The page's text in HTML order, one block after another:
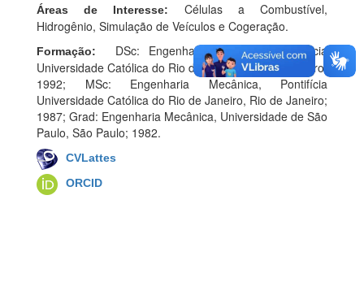
Áreas de Interesse: Células a Combustível,
Hidrogênio, Simulação de Veículos e Cogeração.
Formação: DSc: Engenharia Mecânica, Pontifícia
Universidade Católica do Rio de Janeiro, Rio de Janeiro;
1992; MSc: Engenharia Mecânica, Pontifícia
Universidade Católica do Rio de Janeiro, Rio de Janeiro;
1987; Grad: Engenharia Mecânica, Universidade de São
Paulo, São Paulo; 1982.
CVLattes
ORCID